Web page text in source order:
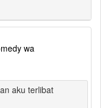
wa
aku terlibat